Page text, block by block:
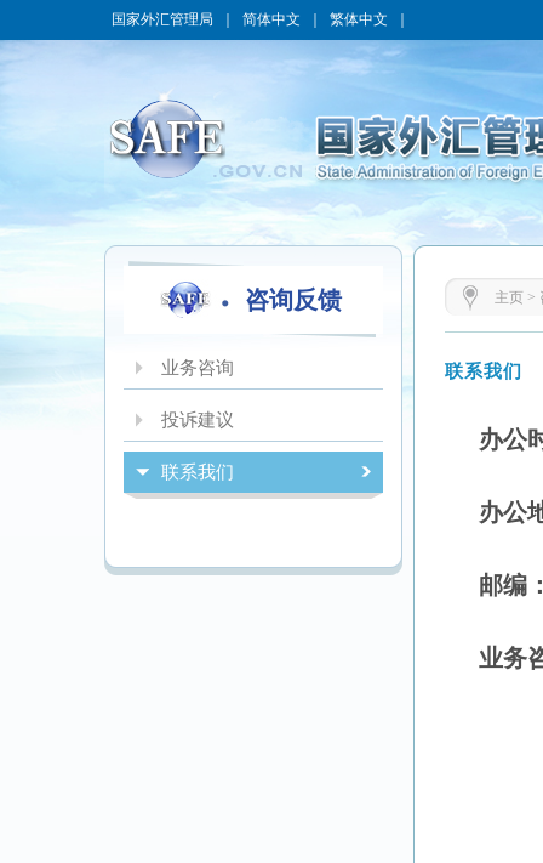
国家外汇管理局 简体中文 繁体中文
咨询反馈
业务咨询
投诉建议
联系我们
主页 >
联系我们
办公
办公
邮编
业务